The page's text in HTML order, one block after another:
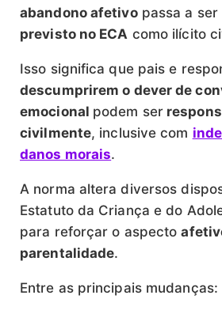
abandono afetivopassa a ser
previsto no ECA como ilícito
Isso significa que pais e
descumprirem o dever de
emocional podem ser
civilmente, inclusive com
danos morais.
A norma altera diversos
Estatuto da Criança e do
para reforçar o aspecto
parentalidade.
Entre as principais mudanças: